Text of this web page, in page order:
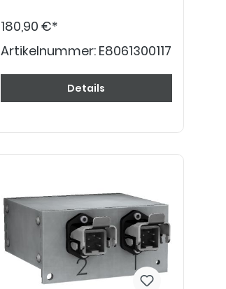
180,90 €*
Artikelnummer: E8061300117
Details